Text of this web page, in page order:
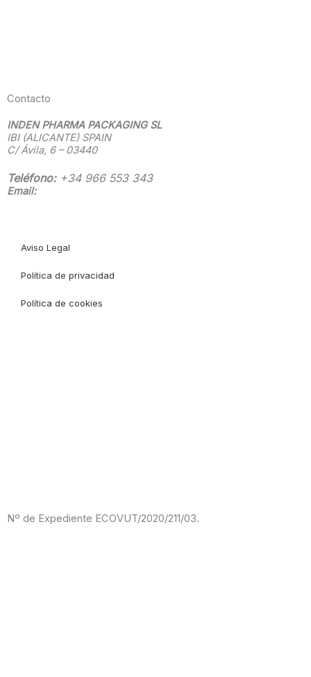
Contacto
INDEN PHARMA PACKAGING SL
IBI (ALICANTE) SPAIN
C/ Ávila, 6 – 03440
Teléfono:+34 966 553 343
Email:
Aviso Legal
Política de privacidad
Política de cookies
Nº de Expediente ECOVUT/2020/211/03.